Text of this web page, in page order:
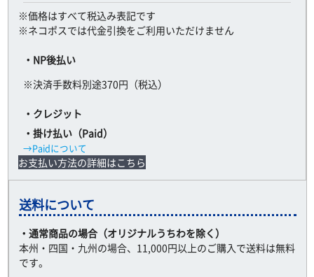
※価格はすべて税込み表記です
※ネコポスでは代金引換をご利用いただけません
・NP後払い
※決済手数料別途370円（税込）
・クレジット
・掛け払い（Paid）
→Paidについて
お支払い方法の詳細はこちら
送料について
・通常商品の場合（オリジナルうちわを除く）
本州・四国・九州の場合、11,000円以上のご購入で送料は無料
です。